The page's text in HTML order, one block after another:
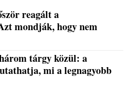
reagált a
mondják, hogy nem
tárgy közül: a
mi a legnagyobb